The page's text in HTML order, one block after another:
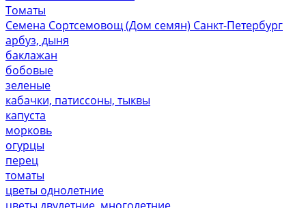
Томаты
Семена Сортсемовощ (Дом семян) Санкт-Петербург
арбуз, дыня
баклажан
бобовые
зеленые
кабачки, патиссоны, тыквы
капуста
морковь
огурцы
перец
томаты
цветы однолетние